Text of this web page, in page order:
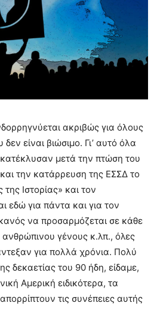
ακριβώς για όλους
είναι βιώσιμο. Γι’ αυτό όλα
μετά την πτώση του
την κατάρρευση της ΕΣΣΔ το
Ιστορίας» και τον
εδώ για πάντα και για τον
να προσαρμόζεται σε κάθε
γένους κ.λπ., όλες
για πολλά χρόνια. Πολύ
δεκαετίας του 90 ήδη, είδαμε,
Αμερική ειδικότερα, τα
τις συνέπειες αυτής